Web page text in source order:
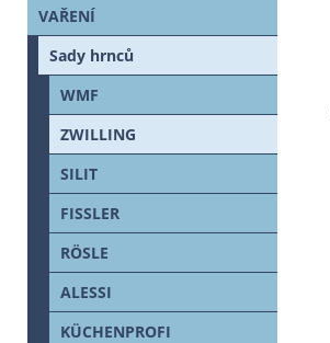
VAŘENÍ
Sady hrnců
WMF
ZWILLING
SILIT
FISSLER
RÖSLE
ALESSI
KÜCHENPROFI